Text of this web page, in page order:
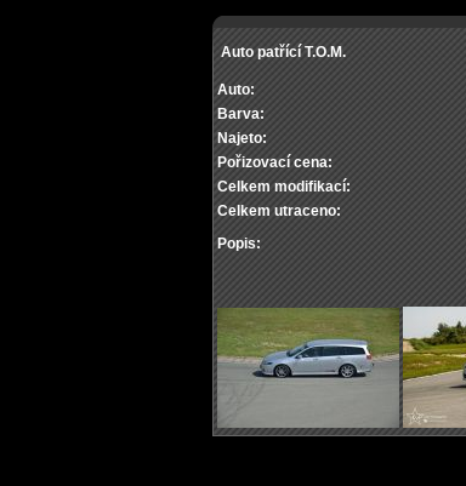
Auto patřící T.O.M.
Auto:
Barva:
Najeto:
Pořizovací cena:
Celkem modifikací:
Celkem utraceno:
Popis: